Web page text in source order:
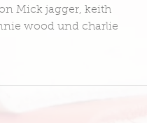
Mick jagger, keith
wood und charlie